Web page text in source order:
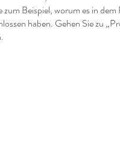
Beispiel, worum es in
haben. Gehen Sie zu